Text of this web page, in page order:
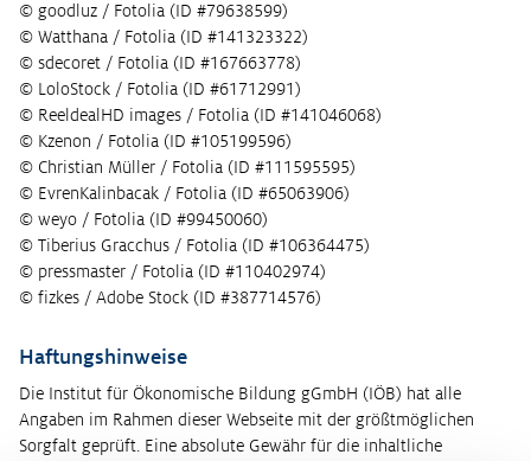
© goodluz / Fotolia (ID #79638599)
© Watthana / Fotolia (ID #141323322)
© sdecoret / Fotolia (ID #167663778)
© LoloStock / Fotolia (ID #61712991)
© ReeldealHD images / Fotolia (ID #141046068)
© Kzenon / Fotolia (ID #105199596)
© Christian Müller / Fotolia (ID #111595595)
© EvrenKalinbacak / Fotolia (ID #65063906)
© weyo / Fotolia (ID #99450060)
© Tiberius Gracchus / Fotolia (ID #106364475)
© pressmaster / Fotolia (ID #110402974)
© fizkes / Adobe Stock (ID #387714576)
Haftungshinweise
Die Institut für Ökonomische Bildung gGmbH (IÖB) hat alle
Angaben im Rahmen dieser Webseite mit der größtmöglichen
Sorgfalt geprüft. Eine absolute Gewähr für die inhaltliche